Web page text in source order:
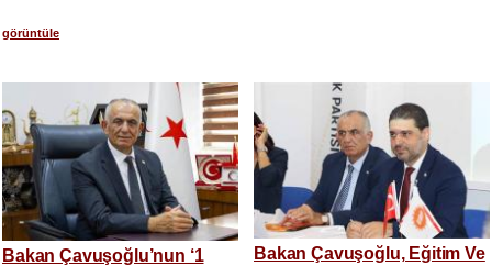
görüntüle
Bakan Çavuşoğlu’nun ‘1
Bakan Çavuşoğlu, Eğitim Ve